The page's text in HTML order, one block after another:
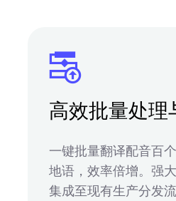
高效批量处理
一键批量翻译配音百
地语，效率倍增。强
集成至现有生产分发流